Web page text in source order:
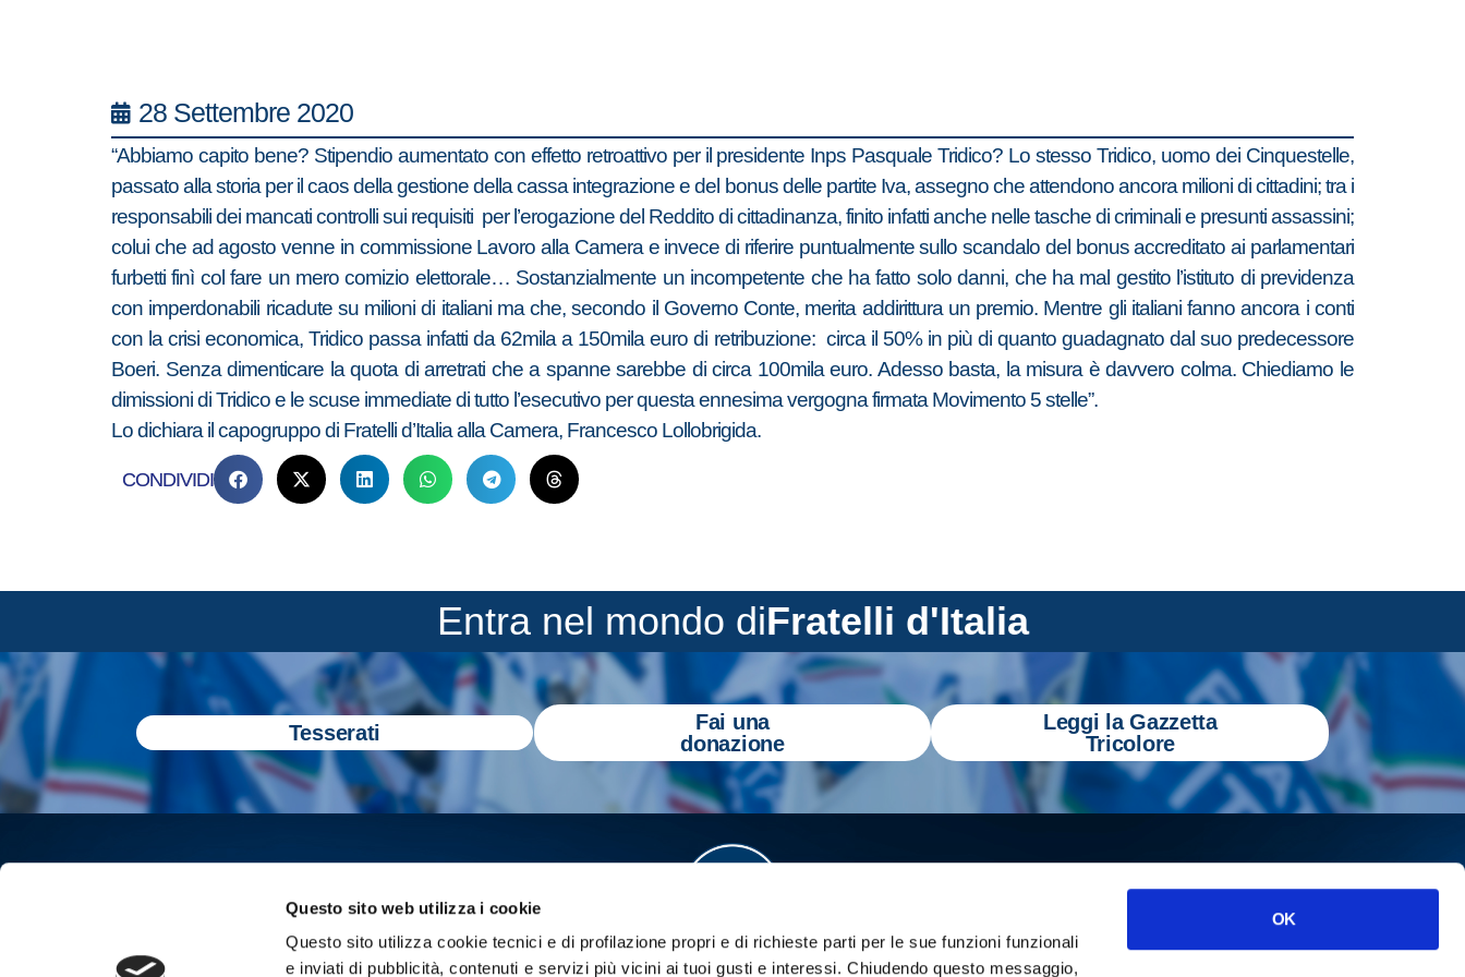
Questo sito web utilizza i cookie
Questo sito utilizza cookie tecnici e di profilazione propri e di richieste parti per le sue funzioni funzionali
e inviati di pubblicità, contenuti e servizi più vicini ai tuoi gusti e interessi.Chiudendo questo messaggio,
OK
28 Settembre 2020
“Abbiamo capito bene? Stipendio aumentato con effetto retroattivo per il presidente Inps Pasquale Tridico? Lo stesso Tridico, uomo dei Cinquestelle,
passato alla storia per il caos della gestione della cassa integrazione e del bonus delle partite Iva, assegno che attendono ancora milioni di cittadini; tra i
responsabili dei mancati controlli sui requisiti per l’erogazione del Reddito di cittadinanza, finito infatti anche nelle tasche di criminali e presunti assassini;
colui che ad agosto venne in commissione Lavoro alla Camera e invece di riferire puntualmente sullo scandalo del bonus accreditato ai parlamentari
furbetti finì col fare un mero comizio elettorale… Sostanzialmente un incompetente che ha fatto solo danni, che ha mal gestito l’istituto di previdenza
con imperdonabili ricadute su milioni di italiani ma che, secondo il Governo Conte, merita addirittura un premio. Mentre gli italiani fanno ancora i conti
con la crisi economica, Tridico passa infatti da 62mila a 150mila euro di retribuzione: circa il 50% in più di quanto guadagnato dal suo predecessore
Boeri. Senza dimenticare la quota di arretrati che a spanne sarebbe di circa 100mila euro. Adesso basta, la misura è davvero colma. Chiediamo le
dimissioni di Tridico e le scuse immediate di tutto l’esecutivo per questa ennesima vergogna firmata Movimento 5 stelle”.
Lo dichiara il capogruppo di Fratelli d’Italia alla Camera, Francesco Lollobrigida.
CONDIVIDI
Entra nel mondo diFratelli d'Italia
Tesserati
Fai una
donazione
Leggi la Gazzetta
Tricolore